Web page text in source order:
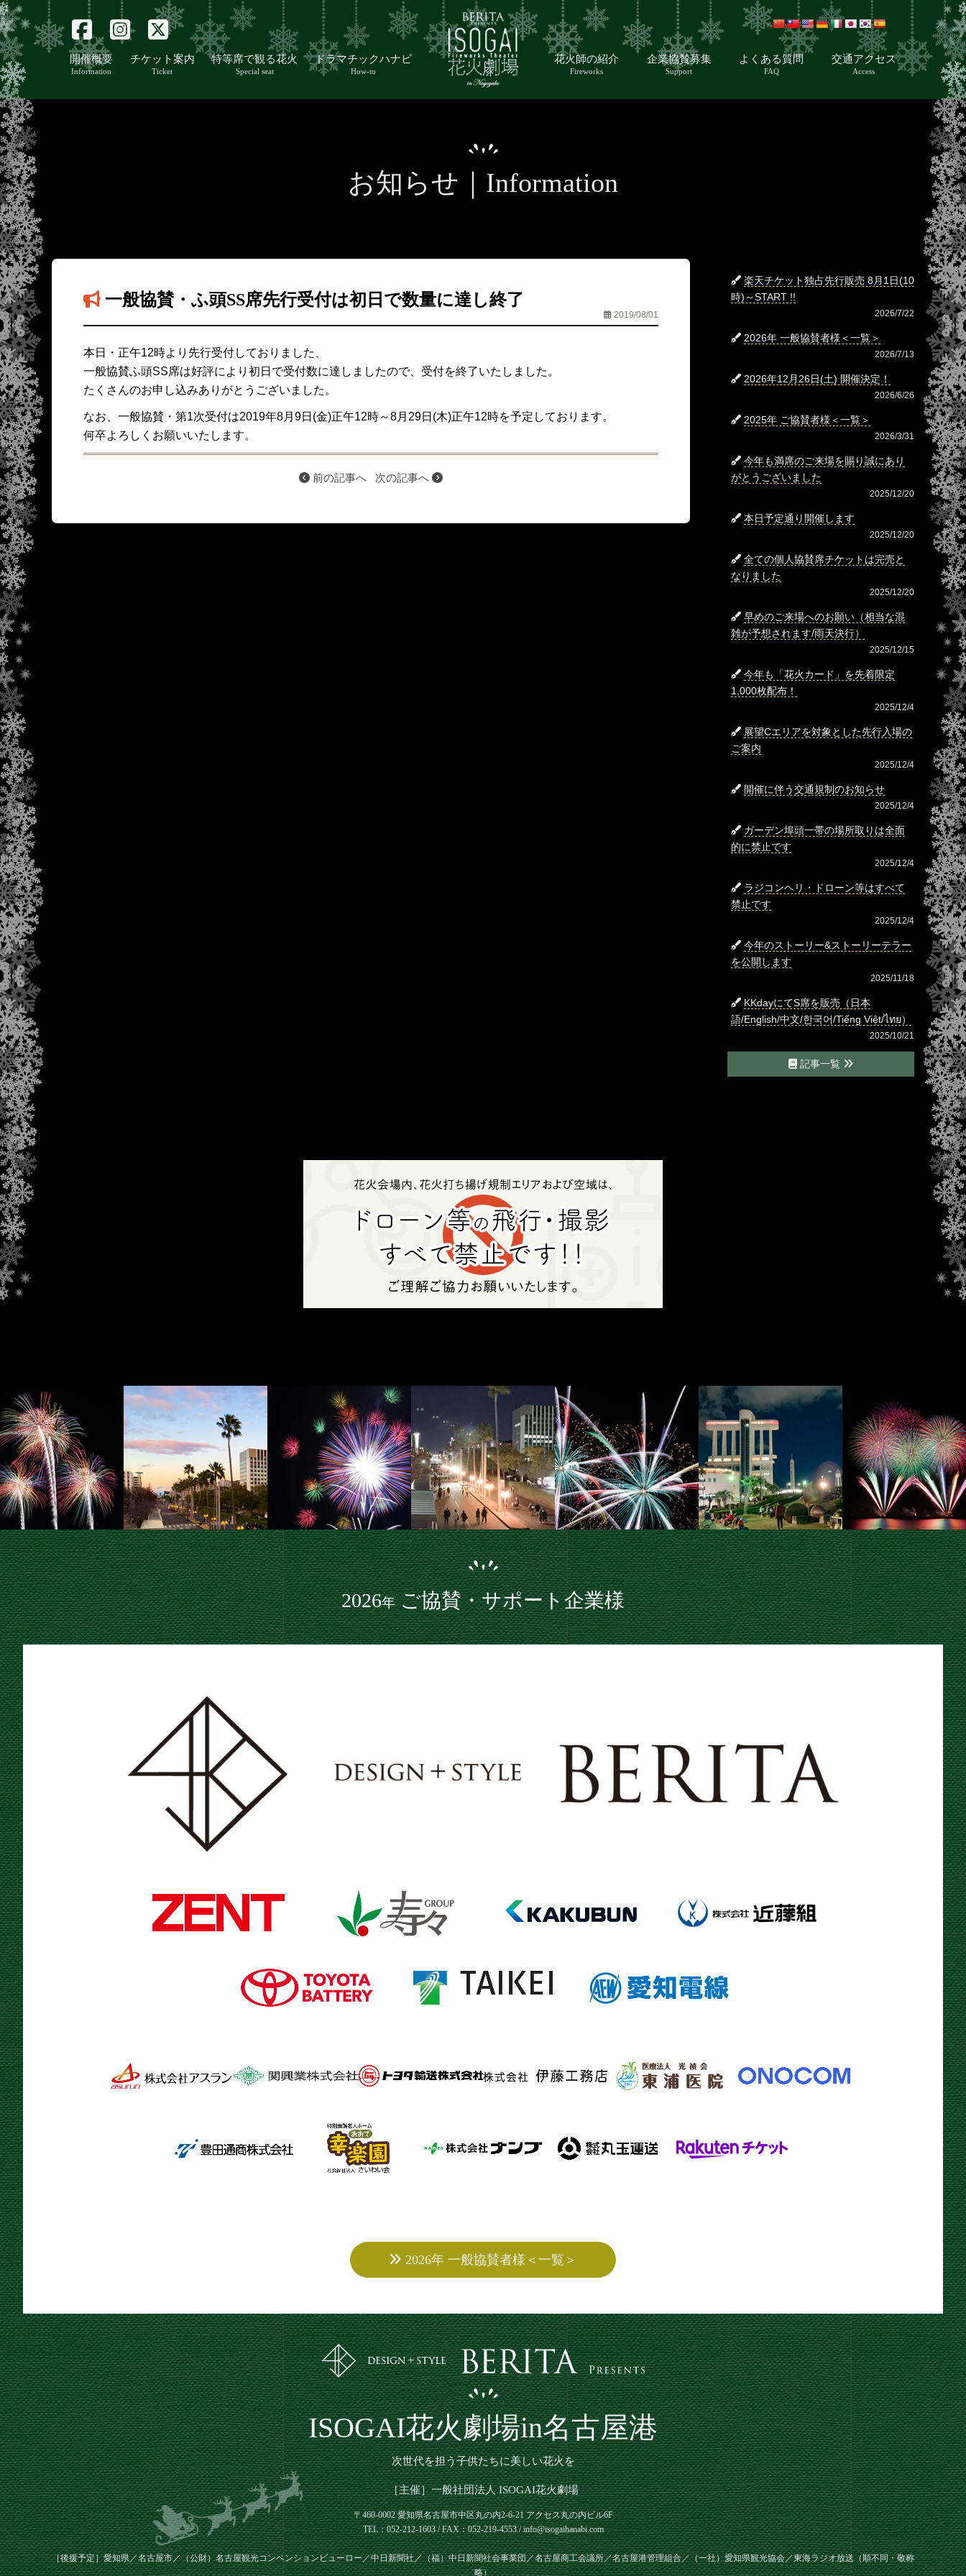
開催概要
Information
チケット案内
Ticket
特等席で観る花火
Special seat
ドラマチックハナビ
How-to
花火師の紹介
Fireworks
企業協賛募集
Support
よくある質問
FAQ
交通アクセス
Access
お知らせ｜Information
一般協賛・ふ頭SS席先行受付は初日で数量に達し終了
2019/08/01
本日・正午12時より先行受付しておりました、
一般協賛ふ頭SS席は好評により初日で受付数に達しましたので、受付を終了いたしました。
たくさんのお申し込みありがとうございました。
なお、一般協賛・第1次受付は2019年8月9日(金)正午12時～8月29日(木)正午12時を予定しております。
何卒よろしくお願いいたします。
前の記事へ 次の記事へ
楽天チケット独占先行販売 8月1日(10
時)～START !!
2026/7/22
2026年 一般協賛者様＜一覧＞
2026/7/13
2026年12月26日(土) 開催決定！
2026/6/26
2025年 ご協賛者様＜一覧＞
2026/3/31
今年も満席のご来場を賜り誠にあり
がとうございました
2025/12/20
本日予定通り開催します
2025/12/20
全ての個人協賛席チケットは完売と
なりました
2025/12/20
早めのご来場へのお願い（相当な混
雑が予想されます/雨天決行）
2025/12/15
今年も「花火カード」を先着限定
1,000枚配布！
2025/12/4
展望Cエリアを対象とした先行入場の
ご案内
2025/12/4
開催に伴う交通規制のお知らせ
2025/12/4
ガーデン埠頭一帯の場所取りは全面
的に禁止です
2025/12/4
ラジコンヘリ・ドローン等はすべて
禁止です
2025/12/4
今年のストーリー&ストーリーテラー
を公開します
2025/11/18
KKdayにてS席を販売（日本
語/English/中文/한국어/Tiếng Việt/ไทย）
2025/10/21
記事一覧
2026年ご協賛・サポート企業様
2026年 一般協賛者様＜一覧＞
ISOGAI花火劇場in名古屋港
次世代を担う子供たちに美しい花火を
［主催］一般社団法人 ISOGAI花火劇場
〒460-0002 愛知県名古屋市中区丸の内2-6-21アクセス丸の内ビル6F
TEL：052-212-1603 / FAX：052-219-4553 / info@isogaihanabi.com
［後援予定］愛知県／名古屋市／（公財）名古屋観光コンベンションビューロー／中日新聞社／（福）中日新聞社会事業団／名古屋商工会議所／名古屋港管理組合／（一社）愛知県観光協会／東海ラジオ放送（順不同・敬称
略）